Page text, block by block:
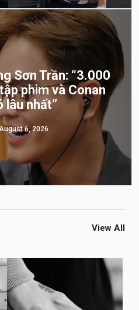
Sơn Trần: “3.000
phim và Conan
lâu nhất”
6, 2026
View All